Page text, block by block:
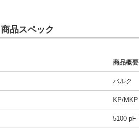
品スペック
商品概要
バルク
KP/
5100 pF